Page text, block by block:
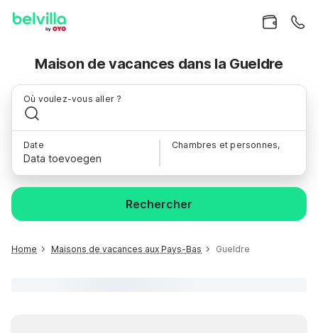
Maison de vacances dans la Gueldre
Où voulez-vous aller ?
Date
Data toevoegen
Chambres et personnes,
Rechercher
Home Maisons de vacances aux Pays-Bas Gueldre